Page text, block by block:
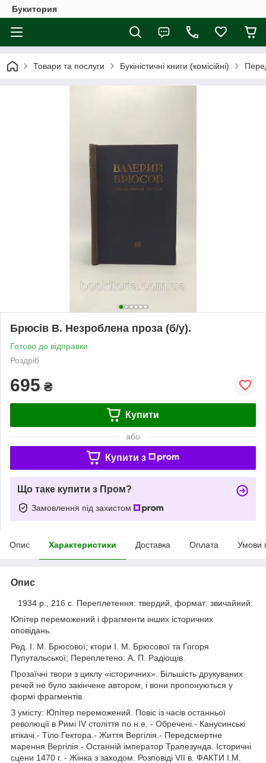
Букитория
Товари та послуги Букіністичні книги (комісійні)
Брюсів В. Незроблена проза (б/у).
Готово до відправки
Роздріб
695 ₴
Купити
або
Купити з
Що таке купити з Пром?
Замовлення під захистом
Опис Характеристики Доставка Оплата Умови
Опис
1934 р., 216 с. Переплетення: твердий, формат: звичайний.
Юпітер переможений і фрагменти інших історичних
оповідань.
Ред. І. М. Брюсової; ктори І. М. Брюсової та Гогоря
Пупутальської; Переплетено: А. П. Радіощів.
Прозаїчні твори з циклу «історичних». Більшість друкуваних
речей не було закінчене автором, і вони пропонуються у
формі фрагментів.
З умісту: Юпітер переможений. Повіс із часів останньої
революції в Римі IV століття по н.е. - Обречені.- Канусинські
втікачі.- Тіло Гектора.- Життя Вергілія.- Передсмертне
марення Вергілія.- Останній імператор Трапезунда. Історичні
сцени 1470 г. - Жінка з заходом. Розповіді VII в. ФАКТИ І.М.